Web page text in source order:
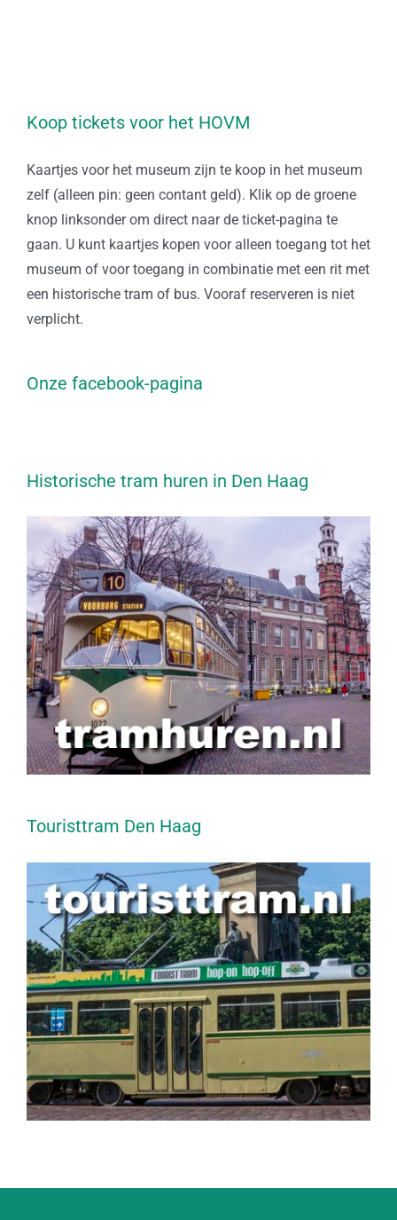
Koop tickets voor het HOVM
Kaartjes voor het museum zijn te koop in het museum
zelf (alleen pin: geen contant geld). Klik op de groene
knop linksonder om direct naar de ticket-pagina te
gaan. U kunt kaartjes kopen voor alleen toegang tot het
museum of voor toegang in combinatie met een rit met
een historische tram of bus. Vooraf reserveren is niet
verplicht.
Onze facebook-pagina
Historische tram huren in Den Haag
Touristtram Den Haag